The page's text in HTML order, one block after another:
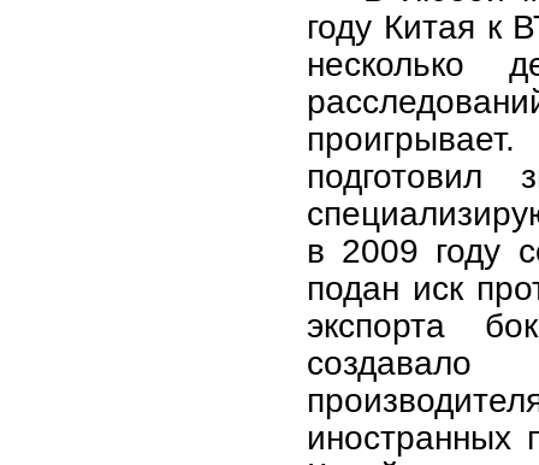
году Китая к
несколько
подготовил
в 2009 году
подан иск
экспорта
иностранных